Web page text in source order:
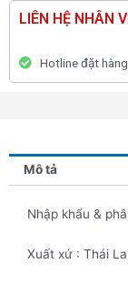
LIÊN HỆ NHÂN
Hotline đặt
Mô tả
Nhập khẩu &
Xuất xứ : Thái